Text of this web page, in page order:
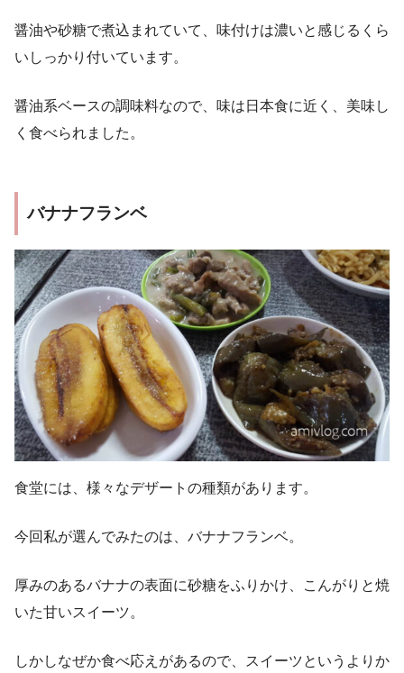
醤油や砂糖で煮込まれていて、味付けは濃いと感じるくら
いしっかり付いています。
醤油系ベースの調味料なので、味は日本食に近く、美味し
く食べられました。
バナナフランベ
食堂には、様々なデザートの種類があります。
今回私が選んでみたのは、バナナフランベ。
厚みのあるバナナの表面に砂糖をふりかけ、こんがりと焼
いた甘いスイーツ。
しかしなぜか食べ応えがあるので、スイーツというよりか